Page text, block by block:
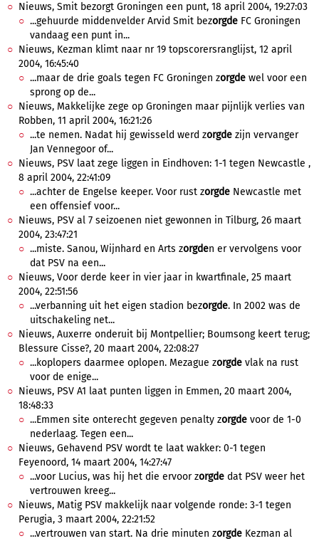
Nieuws, Smit bezorgt Groningen een punt, 18 april 2004, 19:27:03
...gehuurde middenvelder Arvid Smit bezorgde FC Groningen
vandaag een punt in...
Nieuws, Kezman klimt naar nr 19 topscorersranglijst, 12 april
2004, 16:45:40
...maar de drie goals tegen FC Groningen zorgde wel voor een
sprong op de...
Nieuws, Makkelijke zege op Groningen maar pijnlijk verlies van
Robben, 11 april 2004, 16:21:26
...te nemen. Nadat hij gewisseld werd zorgde zijn vervanger
Jan Vennegoor of...
Nieuws, PSV laat zege liggen in Eindhoven: 1-1 tegen Newcastle ,
8 april 2004, 22:41:09
...achter de Engelse keeper. Voor rust zorgde Newcastle met
een offensief voor...
Nieuws, PSV al 7 seizoenen niet gewonnen in Tilburg, 26 maart
2004, 23:47:21
...miste. Sanou, Wijnhard en Arts zorgden er vervolgens voor
dat PSV na een...
Nieuws, Voor derde keer in vier jaar in kwartfinale, 25 maart
2004, 22:51:56
...verbanning uit het eigen stadion bezorgde. In 2002 was de
uitschakeling net...
Nieuws, Auxerre onderuit bij Montpellier; Boumsong keert terug;
Blessure Cisse?, 20 maart 2004, 22:08:27
...koplopers daarmee oplopen. Mezague zorgde vlak na rust
voor de enige...
Nieuws, PSV A1 laat punten liggen in Emmen, 20 maart 2004,
18:48:33
...Emmen site onterecht gegeven penalty zorgde voor de 1-0
nederlaag. Tegen een...
Nieuws, Gehavend PSV wordt te laat wakker: 0-1 tegen
Feyenoord, 14 maart 2004, 14:27:47
...voor Lucius, was hij het die ervoor zorgde dat PSV weer het
vertrouwen kreeg...
Nieuws, Matig PSV makkelijk naar volgende ronde: 3-1 tegen
Perugia, 3 maart 2004, 22:21:52
...vertrouwen van start. Na drie minuten zorgde Kezman al